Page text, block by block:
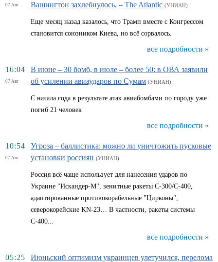
07 Авг
Вашингтон захлебнулось, – The Atlantic (УНИАН)
Еще месяц назад казалось, что Трамп вместе с Конгрессом
становится союзником Киева, но всё сорвалось.
все подробности »
16:04
07 Авг
В июне – 30 бомб, в июле – более 50: в ОВА заявили
об усилении авиаударов по Сумам (УНИАН)
С начала года в результате атак авиабомбами по городу уже
погиб 21 человек
все подробности »
10:54
07 Авг
Угроза – баллистика: можно ли уничтожить пусковые
установки россиян (УНИАН)
Россия всё чаще использует для нанесения ударов по
Украине "Искандер-М", зенитные ракеты С-300/С-400,
адаптированные противокорабельные "Цирконы",
северокорейские KN-23… В частности, ракеты системы
С-400...
все подробности »
05:25
Июньский оптимизм украинцев улетучился, перелома